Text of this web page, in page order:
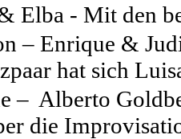
Elba - Mit den
– Enrique &
hat sich
– Alberto
die